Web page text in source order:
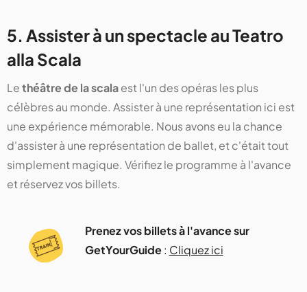
5. Assister à un spectacle au Teatro
alla Scala
Lethéâtre de la scalaest l'un des opéras les plus
célèbres au monde. Assister à une représentation ici est
une expérience mémorable. Nous avons eu la chance
d'assister à une représentation de ballet, et c'était tout
simplement magique. Vérifiez le programme à l'avance
et réservez vos billets​​​​.
Prenez vos billets à l'avance sur
GetYourGuide: Cliquez ici